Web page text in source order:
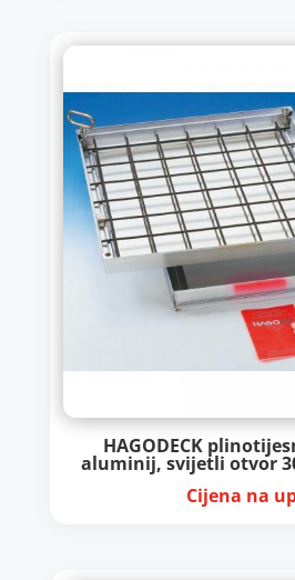
HAGODECK
aluminij, svijetli otvor
Cijena na